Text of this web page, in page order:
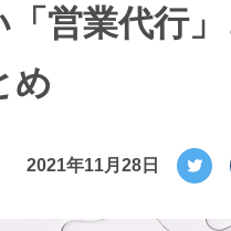
営業代行
め
2021年11月28日